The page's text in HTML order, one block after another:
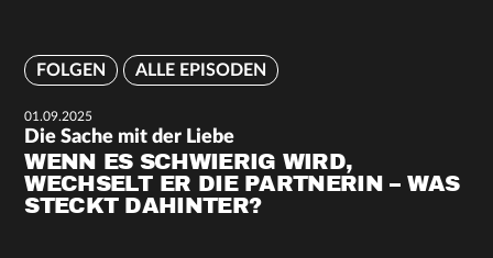
FOLGEN ALLE EPISODEN
01.09.2025
Die Sache mit der Liebe
WENN ES SCHWIERIG WIRD,
WECHSELT ER DIE PARTNERIN – WAS
STECKT DAHINTER?